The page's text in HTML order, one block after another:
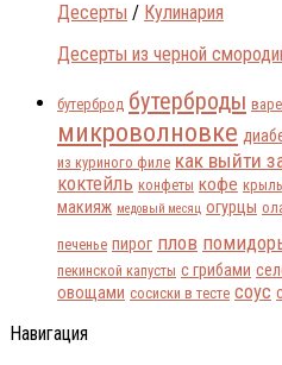
Десерты / Кулинария
Десерты из черной
бутерброд бутерброды
микроволновке
из куриного филе как выйти
коктейль конфеты кофе
макияж медовый месяц огурцы
печенье пирог плов
пекинской капусты с грибами
овощами сосиски в тесте соус
Навигация